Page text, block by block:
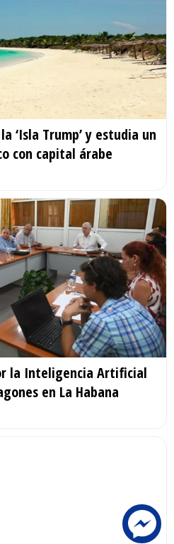
‘Isla Trump’ y estudia un
con capital árabe
la Inteligencia Artificial
en La Habana